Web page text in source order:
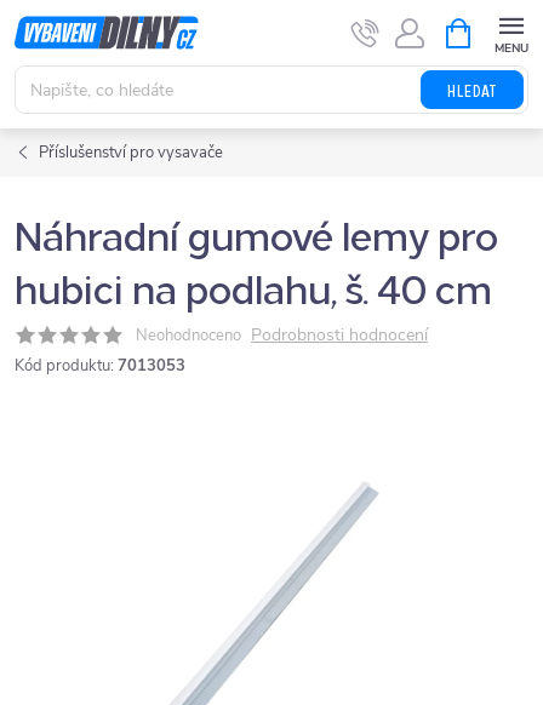
Přejít
na
obsah
HLEDAT
NÁKUPNÍ
KOŠÍK
Příslušenství pro vysavače
Náhradní gumové lemy pro
hubici na podlahu, š. 40 cm
Neohodnoceno Podrobnosti hodnocení
Kód produktu: 7013053